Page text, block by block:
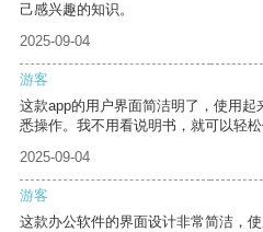
己感兴趣的知识。
2025-09-04
游客
这款app的用户界面简洁明了，使用
悉操作。我不用看说明书，就可以轻松
2025-09-04
游客
这款办公软件的界面设计非常简洁，